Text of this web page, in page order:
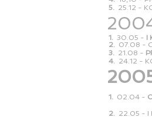
5. 25.12 -
1. 30.05 - I
2. 07.08 -
3. 21.08 -
4. 24.12 -
1. 02.04 -
2. 22.05 - I